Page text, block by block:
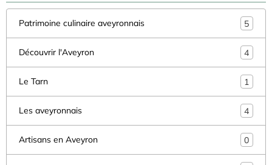
Patrimoine culinaire aveyronnais 5
Découvrir l'Aveyron 4
Le Tarn 1
Les aveyronnais 4
Artisans en Aveyron 0